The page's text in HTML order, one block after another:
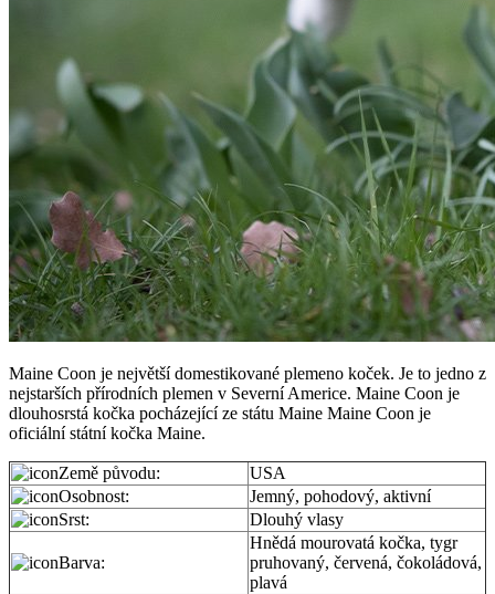
Maine Coon je největší domestikované plemeno koček. Je to jedno z
nejstarších přírodních plemen v Severní Americe. Maine Coon je
dlouhosrstá kočka pocházející ze státu Maine Maine Coon je
oficiální státní kočka Maine.
Země původu:
USA
Osobnost:
Jemný, pohodový, aktivní
Srst:
Dlouhý vlasy
Barva:
Hnědá mourovatá kočka, tygr
pruhovaný, červená, čokoládová,
plavá